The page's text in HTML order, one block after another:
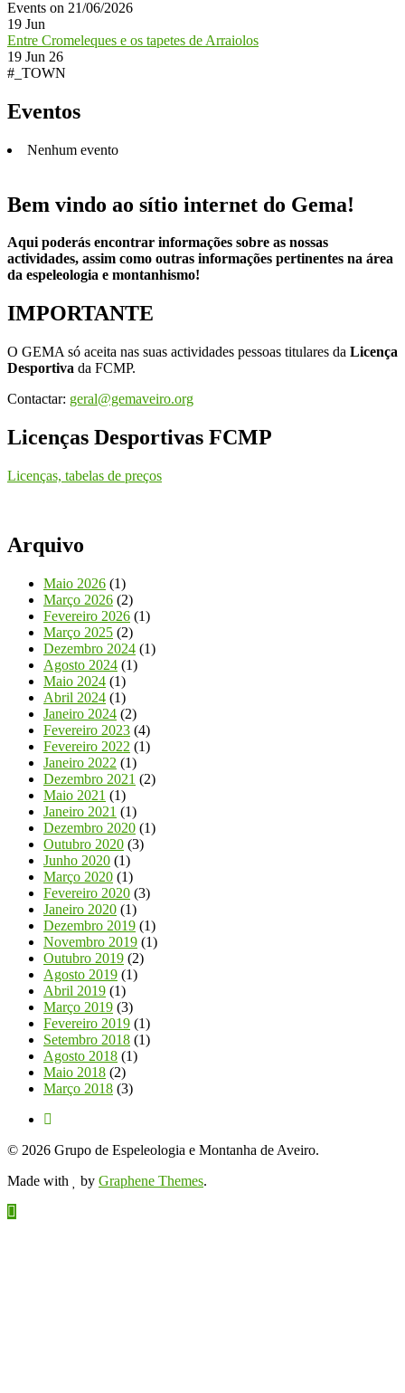
Events on 21/06/2026
19 Jun
Entre Cromeleques e os tapetes de Arraiolos
19 Jun 26
#_TOWN
Eventos
Nenhum evento
Bem vindo ao sítio internet do Gema!
Aqui poderás encontrar informações sobre as nossas
actividades, assim como outras informações pertinentes na área
da espeleologia e montanhismo!
IMPORTANTE
O GEMA só aceita nas suas actividades pessoas titulares da Licença
Desportiva da FCMP.
Contactar: geral@gemaveiro.org
Licenças Desportivas FCMP
Licenças, tabelas de preços
Arquivo
Maio 2026 (1)
Março 2026 (2)
Fevereiro 2026 (1)
Março 2025 (2)
Dezembro 2024 (1)
Agosto 2024 (1)
Maio 2024 (1)
Abril 2024 (1)
Janeiro 2024 (2)
Fevereiro 2023 (4)
Fevereiro 2022 (1)
Janeiro 2022 (1)
Dezembro 2021 (2)
Maio 2021 (1)
Janeiro 2021 (1)
Dezembro 2020 (1)
Outubro 2020 (3)
Junho 2020 (1)
Março 2020 (1)
Fevereiro 2020 (3)
Janeiro 2020 (1)
Dezembro 2019 (1)
Novembro 2019 (1)
Outubro 2019 (2)
Agosto 2019 (1)
Abril 2019 (1)
Março 2019 (3)
Fevereiro 2019 (1)
Setembro 2018 (1)
Agosto 2018 (1)
Maio 2018 (2)
Março 2018 (3)
© 2026 Grupo de Espeleologia e Montanha de Aveiro.
Made with
by Graphene Themes.